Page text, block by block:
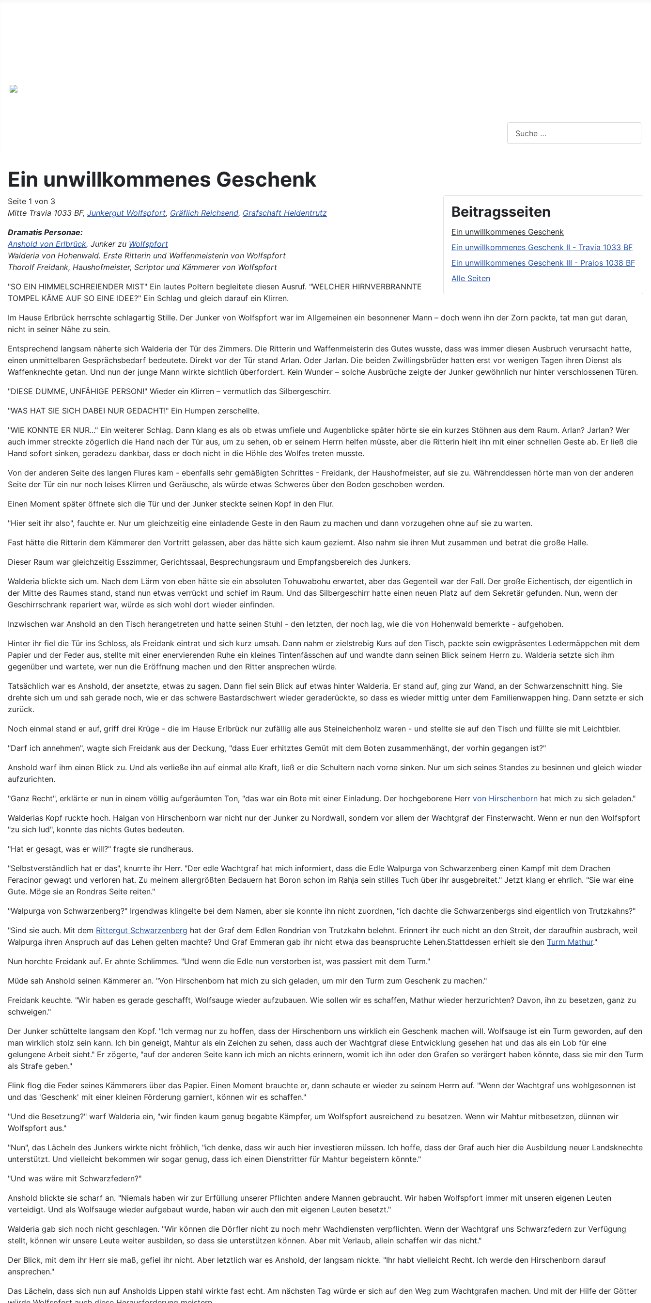
Ein unwillkommenes Geschenk
Beitragsseiten
Ein unwillkommenes Geschenk
Ein unwillkommenes Geschenk II - Travia 1033 BF
Ein unwillkommenes Geschenk III - Praios 1038 BF
Alle Seiten
Seite 1 von 3
Mitte Travia 1033 BF, Junkergut Wolfspfort, Gräflich Reichsend, Grafschaft Heldentrutz
Dramatis Personae:
Anshold von Erlbrück, Junker zu Wolfspfort
Walderia von Hohenwald. Erste Ritterin und Waffenmeisterin von Wolfspfort
Thorolf Freidank, Haushofmeister, Scriptor und Kämmerer von Wolfspfort
"SO EIN HIMMELSCHREIENDER MIST" Ein lautes Poltern begleitete diesen Ausruf. "WELCHER HIRNVERBRANNTE
TOMPEL KÄME AUF SO EINE IDEE?" Ein Schlag und gleich darauf ein Klirren.
Im Hause Erlbrück herrschte schlagartig Stille. Der Junker von Wolfspfort war im Allgemeinen ein besonnener Mann – doch wenn ihn der Zorn packte, tat man gut daran,
nicht in seiner Nähe zu sein.
Entsprechend langsam näherte sich Walderia der Tür des Zimmers. Die Ritterin und Waffenmeisterin des Gutes wusste, dass was immer diesen Ausbruch verursacht hatte,
einen unmittelbaren Gesprächsbedarf bedeutete. Direkt vor der Tür stand Arlan. Oder Jarlan. Die beiden Zwillingsbrüder hatten erst vor wenigen Tagen ihren Dienst als
Waffenknechte getan. Und nun der junge Mann wirkte sichtlich überfordert. Kein Wunder – solche Ausbrüche zeigte der Junker gewöhnlich nur hinter verschlossenen Türen.
"DIESE DUMME, UNFÄHIGE PERSON!" Wieder ein Klirren – vermutlich das Silbergeschirr.
"WAS HAT SIE SICH DABEI NUR GEDACHT!" Ein Humpen zerschellte.
"WIE KONNTE ER NUR..." Ein weiterer Schlag. Dann klang es als ob etwas umfiele und Augenblicke später hörte sie ein kurzes Stöhnen aus dem Raum. Arlan? Jarlan? Wer
auch immer streckte zögerlich die Hand nach der Tür aus, um zu sehen, ob er seinem Herrn helfen müsste, aber die Ritterin hielt ihn mit einer schnellen Geste ab. Er ließ die
Hand sofort sinken, geradezu dankbar, dass er doch nicht in die Höhle des Wolfes treten musste.
Von der anderen Seite des langen Flures kam - ebenfalls sehr gemäßigten Schrittes - Freidank, der Haushofmeister, auf sie zu. Währenddessen hörte man von der anderen
Seite der Tür ein nur noch leises Klirren und Geräusche, als würde etwas Schweres über den Boden geschoben werden.
Einen Moment später öffnete sich die Tür und der Junker steckte seinen Kopf in den Flur.
"Hier seit ihr also", fauchte er. Nur um gleichzeitig eine einladende Geste in den Raum zu machen und dann vorzugehen ohne auf sie zu warten.
Fast hätte die Ritterin dem Kämmerer den Vortritt gelassen, aber das hätte sich kaum geziemt. Also nahm sie ihren Mut zusammen und betrat die große Halle.
Dieser Raum war gleichzeitig Esszimmer, Gerichtssaal, Besprechungsraum und Empfangsbereich des Junkers.
Walderia blickte sich um. Nach dem Lärm von eben hätte sie ein absoluten Tohuwabohu erwartet, aber das Gegenteil war der Fall. Der große Eichentisch, der eigentlich in
der Mitte des Raumes stand, stand nun etwas verrückt und schief im Raum. Und das Silbergeschirr hatte einen neuen Platz auf dem Sekretär gefunden. Nun, wenn der
Geschirrschrank repariert war, würde es sich wohl dort wieder einfinden.
Inzwischen war Anshold an den Tisch herangetreten und hatte seinen Stuhl - den letzten, der noch lag, wie die von Hohenwald bemerkte - aufgehoben.
Hinter ihr fiel die Tür ins Schloss, als Freidank eintrat und sich kurz umsah. Dann nahm er zielstrebig Kurs auf den Tisch, packte sein ewigpräsentes Ledermäppchen mit dem
Papier und der Feder aus, stellte mit einer enervierenden Ruhe ein kleines Tintenfässchen auf und wandte dann seinen Blick seinem Herrn zu. Walderia setzte sich ihm
gegenüber und wartete, wer nun die Eröffnung machen und den Ritter ansprechen würde.
Tatsächlich war es Anshold, der ansetzte, etwas zu sagen. Dann fiel sein Blick auf etwas hinter Walderia. Er stand auf, ging zur Wand, an der Schwarzenschnitt hing. Sie
drehte sich um und sah gerade noch, wie er das schwere Bastardschwert wieder geraderückte, so dass es wieder mittig unter dem Familienwappen hing. Dann setzte er sich
zurück.
Noch einmal stand er auf, griff drei Krüge - die im Hause Erlbrück nur zufällig alle aus Steineichenholz waren - und stellte sie auf den Tisch und füllte sie mit Leichtbier.
"Darf ich annehmen", wagte sich Freidank aus der Deckung, "dass Euer erhitztes Gemüt mit dem Boten zusammenhängt, der vorhin gegangen ist?"
Anshold warf ihm einen Blick zu. Und als verließe ihn auf einmal alle Kraft, ließ er die Schultern nach vorne sinken. Nur um sich seines Standes zu besinnen und gleich wieder
aufzurichten.
"Ganz Recht", erklärte er nun in einem völlig aufgeräumten Ton, "das war ein Bote mit einer Einladung. Der hochgeborene Herr von Hirschenborn hat mich zu sich geladen."
Walderias Kopf ruckte hoch. Halgan von Hirschenborn war nicht nur der Junker zu Nordwall, sondern vor allem der Wachtgraf der Finsterwacht. Wenn er nun den Wolfspfort
"zu sich lud", konnte das nichts Gutes bedeuten.
"Hat er gesagt, was er will?" fragte sie rundheraus.
"Selbstverständlich hat er das", knurrte ihr Herr. "Der edle Wachtgraf hat mich informiert, dass die Edle Walpurga von Schwarzenberg einen Kampf mit dem Drachen
Feracinor gewagt und verloren hat. Zu meinem allergrößten Bedauern hat Boron schon im Rahja sein stilles Tuch über ihr ausgebreitet." Jetzt klang er ehrlich. "Sie war eine
Gute. Möge sie an Rondras Seite reiten."
"Walpurga von Schwarzenberg?" Irgendwas klingelte bei dem Namen, aber sie konnte ihn nicht zuordnen, "ich dachte die Schwarzenbergs sind eigentlich von Trutzkahns?"
"Sind sie auch. Mit dem Rittergut Schwarzenberg hat der Graf dem Edlen Rondrian von Trutzkahn belehnt. Erinnert ihr euch nicht an den Streit, der daraufhin ausbrach, weil
Walpurga ihren Anspruch auf das Lehen gelten machte? Und Graf Emmeran gab ihr nicht etwa das beanspruchte Lehen.Stattdessen erhielt sie den Turm Mathur."
Nun horchte Freidank auf. Er ahnte Schlimmes. "Und wenn die Edle nun verstorben ist, was passiert mit dem Turm."
Müde sah Anshold seinen Kämmerer an. "Von Hirschenborn hat mich zu sich geladen, um mir den Turm zum Geschenk zu machen."
Freidank keuchte. "Wir haben es gerade geschafft, Wolfsauge wieder aufzubauen. Wie sollen wir es schaffen, Mathur wieder herzurichten? Davon, ihn zu besetzen, ganz zu
schweigen."
Der Junker schüttelte langsam den Kopf. "Ich vermag nur zu hoffen, dass der Hirschenborn uns wirklich ein Geschenk machen will. Wolfsauge ist ein Turm geworden, auf den
man wirklich stolz sein kann. Ich bin geneigt, Mahtur als ein Zeichen zu sehen, dass auch der Wachtgraf diese Entwicklung gesehen hat und das als ein Lob für eine
gelungene Arbeit sieht." Er zögerte, "auf der anderen Seite kann ich mich an nichts erinnern, womit ich ihn oder den Grafen so verärgert haben könnte, dass sie mir den Turm
als Strafe geben."
Flink flog die Feder seines Kämmerers über das Papier. Einen Moment brauchte er, dann schaute er wieder zu seinem Herrn auf. "Wenn der Wachtgraf uns wohlgesonnen ist
und das 'Geschenk' mit einer kleinen Förderung garniert, können wir es schaffen."
"Und die Besetzung?" warf Walderia ein, "wir finden kaum genug begabte Kämpfer, um Wolfspfort ausreichend zu besetzen. Wenn wir Mahtur mitbesetzen, dünnen wir
Wolfspfort aus."
"Nun", das Lächeln des Junkers wirkte nicht fröhlich, "ich denke, dass wir auch hier investieren müssen. Ich hoffe, dass der Graf auch hier die Ausbildung neuer Landsknechte
unterstützt. Und vielleicht bekommen wir sogar genug, dass ich einen Dienstritter für Mahtur begeistern könnte."
"Und was wäre mit Schwarzfedern?"
Anshold blickte sie scharf an. "Niemals haben wir zur Erfüllung unserer Pflichten andere Mannen gebraucht. Wir haben Wolfspfort immer mit unseren eigenen Leuten
verteidigt. Und als Wolfsauge wieder aufgebaut wurde, haben wir auch den mit eigenen Leuten besetzt."
Walderia gab sich noch nicht geschlagen. "Wir können die Dörfler nicht zu noch mehr Wachdiensten verpflichten. Wenn der Wachtgraf uns Schwarzfedern zur Verfügung
stellt, können wir unsere Leute weiter ausbilden, so dass sie unterstützen können. Aber mit Verlaub, allein schaffen wir das nicht."
Der Blick, mit dem ihr Herr sie maß, gefiel ihr nicht. Aber letztlich war es Anshold, der langsam nickte. "Ihr habt vielleicht Recht. Ich werde den Hirschenborn darauf
ansprechen."
Das Lächeln, dass sich nun auf Ansholds Lippen stahl wirkte fast echt. Am nächsten Tag würde er sich auf den Weg zum Wachtgrafen machen. Und mit der Hilfe der Götter